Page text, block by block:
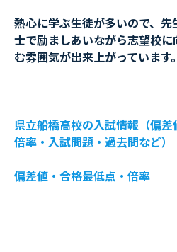
熱心に学ぶ生徒が多いので、先
士で励ましあいながら志望校
む雰囲気が出来上がっています。
県立船橋高校の入試情報（偏差
倍率・入試問題・過去問など）
偏差値・合格最低点・倍率